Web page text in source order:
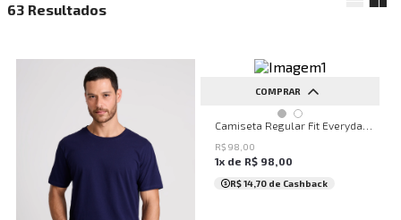
63
COMPRAR
PP P M G
R$ 98 00
1x de R$ 98,00
R$ 14,70 de Cashback